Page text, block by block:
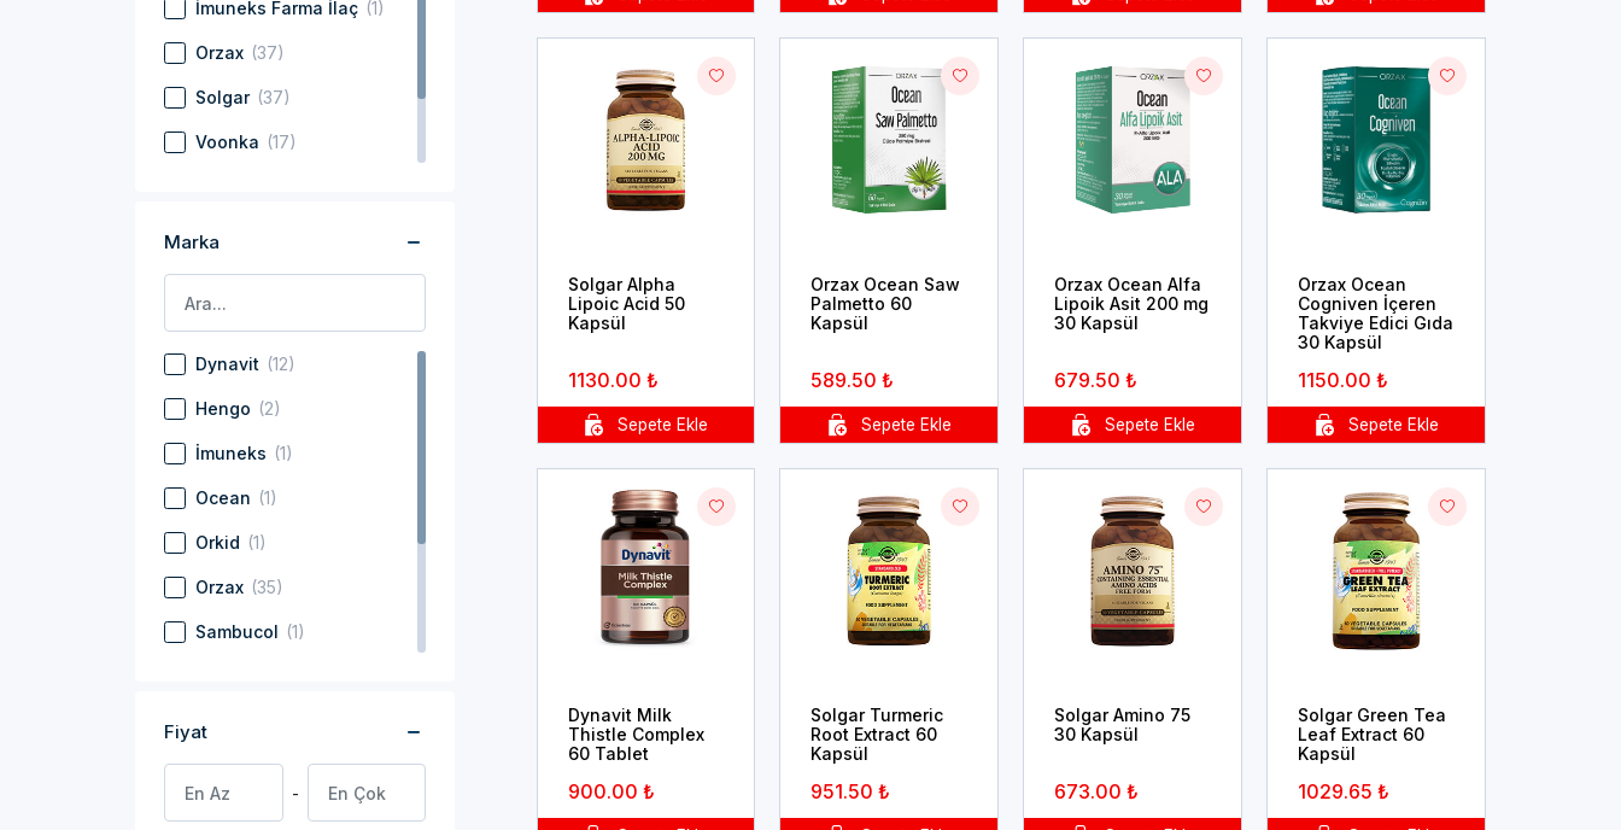
İmuneks Farma İlaç (1)
Orzax (37)
Solgar (37)
Voonka (17)
Zade Global
Marka
Dynavit (12)
Hengo (2)
İmuneks (1)
Ocean (1)
Orkid (1)
Orzax (35)
Sambucol (1)
Wellcare (19)
Fiyat
Solgar Alpha
Lipoic Acid 50
Kapsül
1130.00 ₺
Orzax Ocean Saw
Palmetto 60
Kapsül
589.50 ₺
Orzax Ocean Alfa
Lipoik Asit 200 mg
30 Kapsül
679.50 ₺
Orzax Ocean
Cogniven İçeren
Takviye Edici Gıda
30 Kapsül
1150.00 ₺
Dynavit Milk
Thistle Complex
60 Tablet
900.00 ₺
Solgar Turmeric
Root Extract 60
Kapsül
951.50 ₺
Solgar Amino 75
30 Kapsül
673.00 ₺
Solgar Green Tea
Leaf Extract 60
Kapsül
1029.65 ₺